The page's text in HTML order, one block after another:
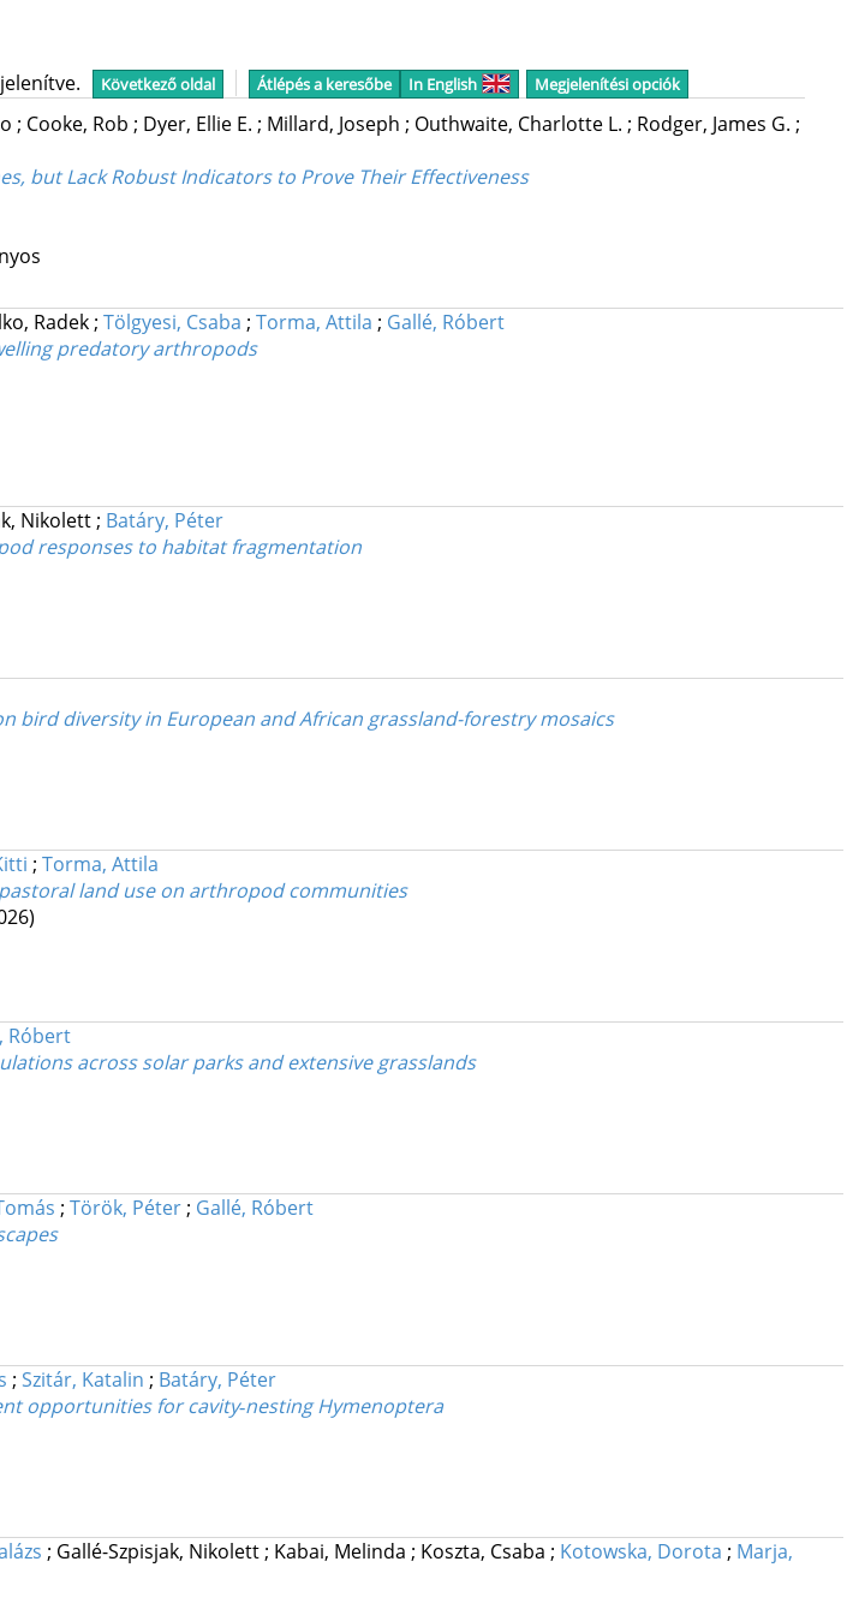
Következő oldal Átlépés a keresőbe In English Megjelenítési opciók
; Cooke, Rob ; Dyer, Ellie E. ; Millard, Joseph ; Outhwaite, Charlotte L. ; Rodger, James G. ;
but Lack Robust Indicators to Prove Their Effectiveness
Radek; Tölgyesi, Csaba ; Torma, Attila ; Gallé, Róbert
predatory arthropods
Nikolett; Batáry, Péter
responses to habitat fragmentation
bird diversity in European and African grassland-forestry mosaics
; Torma, Attila
land use on arthropod communities
Róbert
across solar parks and extensive grasslands
; Török, Péter; Gallé, Róbert
; Szitár, Katalin ; Batáry, Péter
opportunities for cavity‐nesting Hymenoptera
; Gallé-Szpisjak, Nikolett; Kabai, Melinda ; Koszta, Csaba ; Kotowska, Dorota ; Marja,